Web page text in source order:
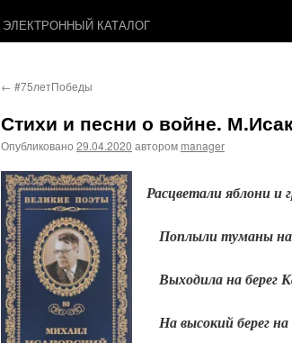
ЭЛЕКТРОННЫЙ КАТАЛОГ
← #75летПобеды
Стихи и песни о войне.
Опубликовано 29.04.2020 автором manager
Расцветали яблони и
Поплыли туманы
Выходила на берег
На высокий берег